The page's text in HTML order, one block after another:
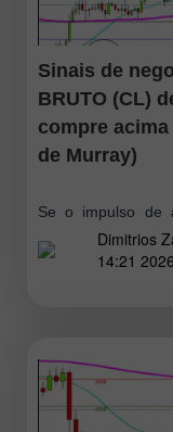
Sinais de
BRUTO (CL)
compre acima
de Murray)
Se o impulso de
consolidar
permanecer
Dimitrios
14:21